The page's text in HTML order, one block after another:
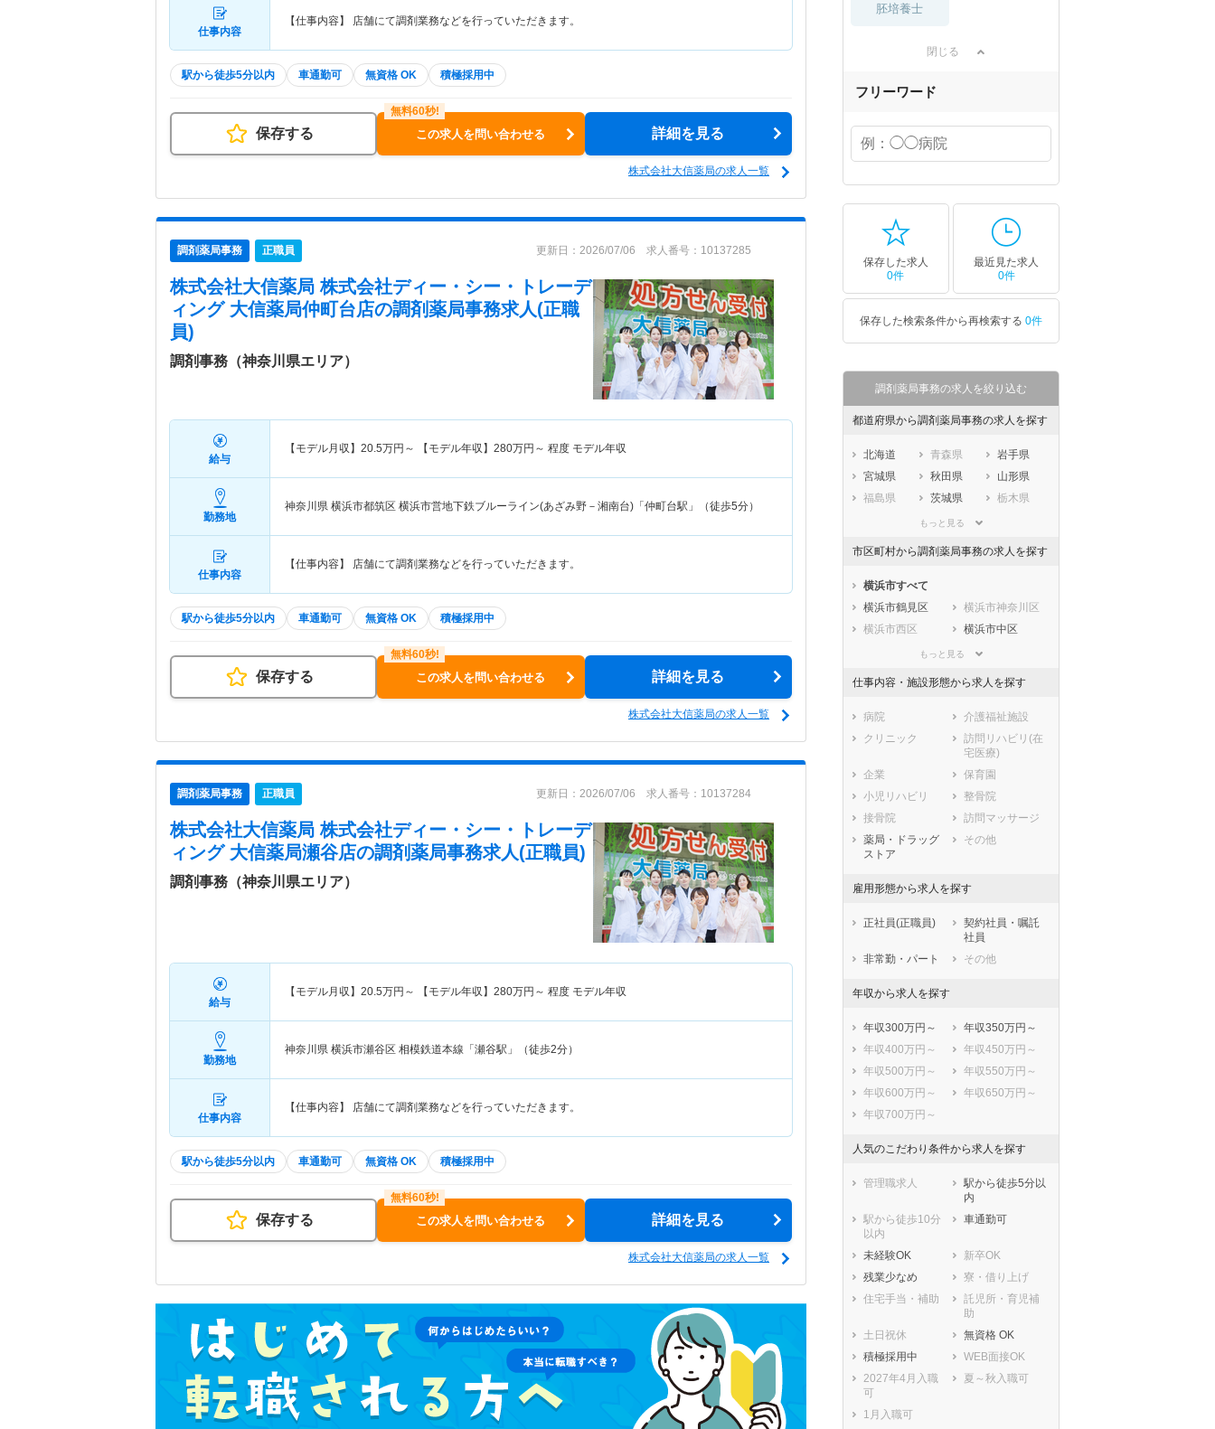
仕事内容
【仕事内容】 店舗にて調剤業務などを行っていただきます。
駅から徒歩5分以内 車通勤可 無資格 OK 積極採用中
保存する この求人を問い合わせる 詳細を見る
株式会社大信薬局の求人一覧
調剤薬局事務 正職員 更新日：2026/07/06 求人番号：10137285
株式会社大信薬局 株式会社ディー・シー・トレーデ
ィング 大信薬局仲町台店の調剤薬局事務求人(正職
員)
調剤事務（神奈川県エリア）
給与
【モデル月収】 20.5万円～ 【モデル年収】 280万円～ 程度 モデル年収
勤務地
神奈川県 横浜市都筑区 横浜市営地下鉄ブルーライン(あざみ野－湘南台)「仲町台駅」（徒歩5分）
仕事内容
【仕事内容】 店舗にて調剤業務などを行っていただきます。
駅から徒歩5分以内 車通勤可 無資格 OK 積極採用中
保存する この求人を問い合わせる 詳細を見る
株式会社大信薬局の求人一覧
調剤薬局事務 正職員 更新日：2026/07/06 求人番号：10137284
株式会社大信薬局 株式会社ディー・シー・トレーデ
ィング 大信薬局瀬谷店の調剤薬局事務求人(正職員)
調剤事務（神奈川県エリア）
給与
【モデル月収】 20.5万円～ 【モデル年収】 280万円～ 程度 モデル年収
勤務地
神奈川県 横浜市瀬谷区 相模鉄道本線「瀬谷駅」（徒歩2分）
仕事内容
【仕事内容】 店舗にて調剤業務などを行っていただきます。
駅から徒歩5分以内 車通勤可 無資格 OK 積極採用中
保存する この求人を問い合わせる 詳細を見る
株式会社大信薬局の求人一覧
胚培養士
閉じる
フリーワード
保存した求人
0件
最近見た求人
0件
保存した検索条件から再検索する 0件
調剤薬局事務の求人を絞り込む
都道府県から調剤薬局事務の求人を探す
北海道 青森県
岩手県
宮城県
秋田県
山形県
福島県
茨城県
栃木県
埼玉県
石川県
静岡県
愛知県
三重県
滋賀県
京都府
大阪府
奈良県
香川県
愛媛県
高知県
福岡県
佐賀県
長崎県
宮崎県
鹿児島県
沖縄県
もっと見る
市区町村から調剤薬局事務の求人を探す
横浜市すべて
横浜市鶴見区
横浜市神奈川区
横浜市西区
横浜市中区
横浜市保土ケ谷
横浜市磯子区
横浜市金沢区
横浜市港北区
横浜市戸塚区
横浜市旭区
横浜市瀬谷区
横浜市栄区
横浜市泉区
横浜市青葉区
横浜市都筑区
川崎市すべて
川崎市川崎区
川崎市幸区
川崎市中原区
川崎市多摩区
川崎市宮前区
相模原市すべて
市部
鎌倉市
藤沢市
小田原市
茅ヶ崎市
逗子市
三浦市
秦野市
厚木市
大和市
海老名市
座間市
三浦郡葉山町
高座郡寒川町
足柄上郡中井町
足柄上郡松田町
足柄上郡山北町
足柄上郡開成町
足柄下郡箱根町
足柄下郡真鶴町
足柄下郡湯河原
町
愛甲郡愛川町
愛甲郡清川村
もっと見る
仕事内容・施設形態から求人を探す
病院
介護福祉施設
クリニック
訪問リハビリ(在
宅医療)
企業
保育園
小児リハビリ
整骨院
接骨院
訪問マッサージ
薬局・ドラッグ
ストア
その他
雇用形態から求人を探す
正社員(正職員)
契約社員・嘱託
社員
非常勤・パート
その他
年収から求人を探す
年収300万円～
年収350万円～
年収400万円～
年収450万円～
年収500万円～
年収550万円～
年収600万円～
年収650万円～
年収700万円～
人気のこだわり条件から求人を探す
管理職求人
駅から徒歩5分以
内
駅から徒歩10分
以内
車通勤可
未経験OK
新卒OK
残業少なめ
寮・借り上げ
住宅手当・補助
託児所・育児補
助
土日祝休
無資格 OK
積極採用中
WEB面接OK
2027年4月入職
可
夏～秋入職可
1月入職可